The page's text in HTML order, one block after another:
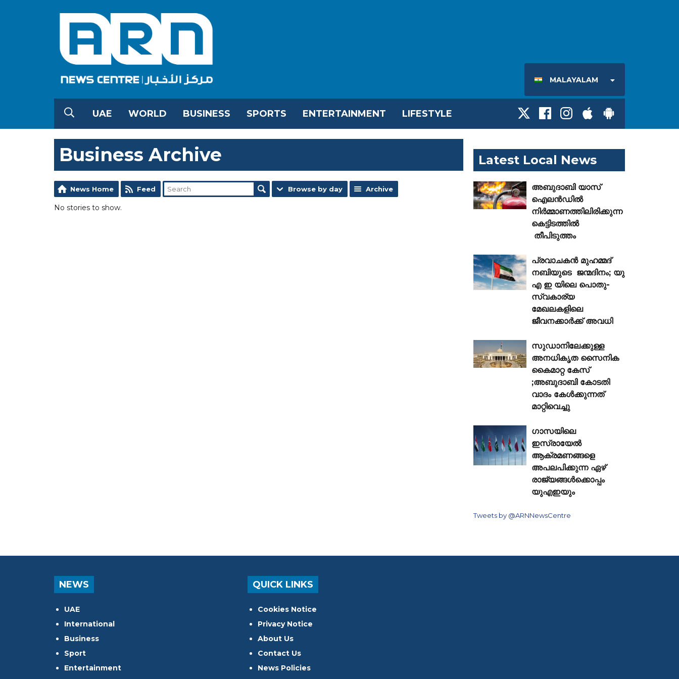
MALAYALAM
UAE WORLD BUSINESS SPORTS ENTERTAINMENT LIFESTYLE
Business Archive
News Home Feed Browse by day Archive
No stories to show.
Latest Local News
അബുദാബി യാസ്
ഐലൻഡിൽ
നിർമ്മാണത്തിലിരിക്കുന്ന
കെട്ടിടത്തിൽ
തീപിടുത്തം
പ്രവാചകൻ മുഹമ്മദ്
നബിയുടെ ജന്മദിനം; യു
എ ഇ യിലെ പൊതു-
സ്വകാര്യ
മേഖലകളിലെ
ജീവനക്കാർക്ക് അവധി
സുഡാനിലേക്കുള്ള
അനധികൃത സൈനിക
കൈമാറ്റ കേസ്
;അബുദാബി കോടതി
വാദം കേൾക്കുന്നത്
മാറ്റിവെച്ചു
ഗാസയിലെ
ഇസ്രായേൽ
ആക്രമണങ്ങളെ
അപലപിക്കുന്ന ഏഴ്
രാജ്യങ്ങൾക്കൊപ്പം
യുഎഇയും
Tweets by @ARNNewsCentre
NEWS
UAE
International
Business
Sport
Entertainment
QUICK LINKS
Cookies Notice
Privacy Notice
About Us
Contact Us
News Policies